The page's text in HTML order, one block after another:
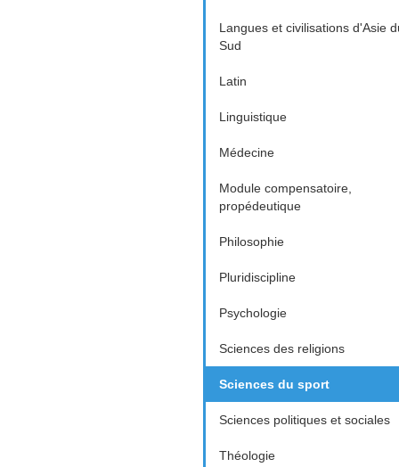
Langues et civilisations d'Asie
Sud
Latin
Linguistique
Médecine
Module compensatoire,
propédeutique
Philosophie
Pluridiscipline
Psychologie
Sciences des religions
Sciences du sport
Sciences politiques et sociales
Théologie